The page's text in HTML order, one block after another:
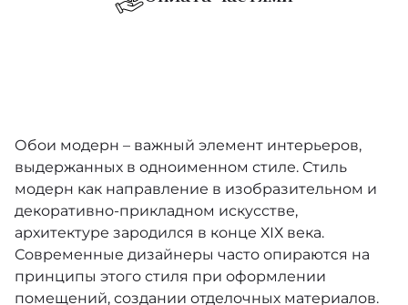
Les Cuirs
Selva
Timber
Yala
Обои модерн – важный элемент интерьеров,
выдержанных в одноименном стиле. Стиль
модерн как направление в изобразительном и
декоративно-прикладном искусстве,
архитектуре зародился в конце ХІХ века.
Современные дизайнеры часто опираются на
принципы этого стиля при оформлении
помещений, создании отделочных материалов.